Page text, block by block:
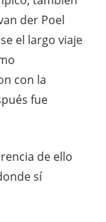
der Poel
el largo viaje
con la
fue
de ello
sí